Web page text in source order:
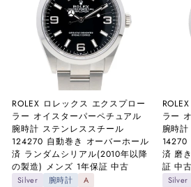
ROLEX ロレックス エクスプロー
ラー オイスターパーペチュアル
腕時計 ステンレススチール
124270 自動巻き オーバーホール
済 ランダムシリアル(2010年以降
の製造) メンズ 1年保証 中古
Silver 腕時計 A
ラー
腕時
14270
済 磨
証 中古
Silver